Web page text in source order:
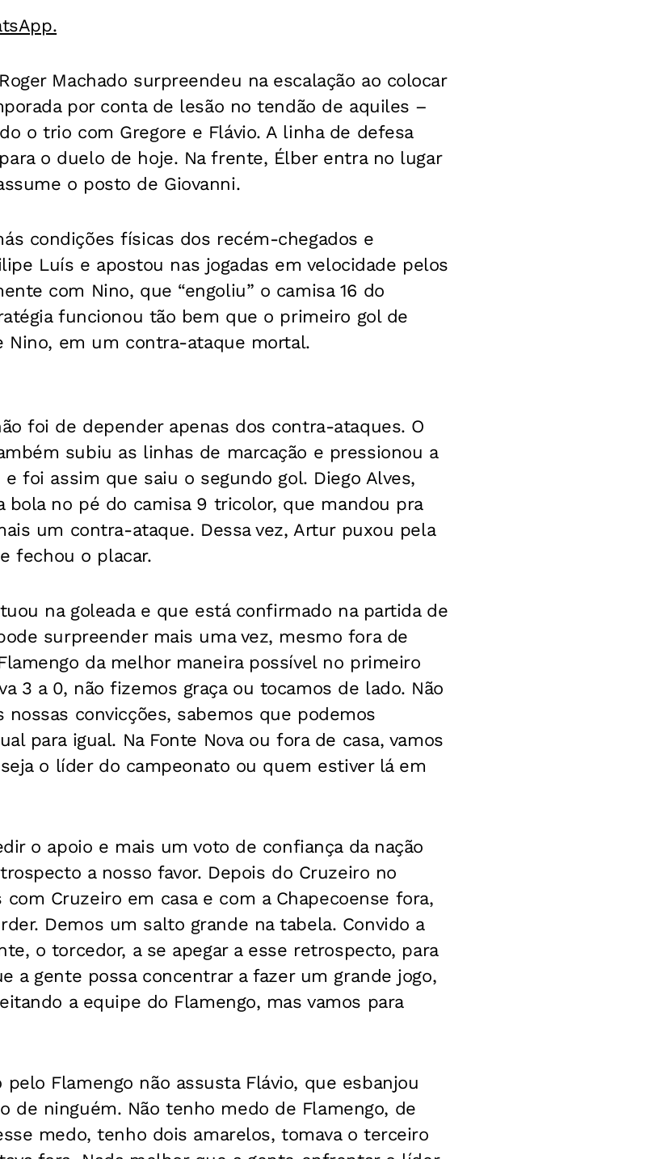
Machado surpreendeu na escalação ao colocar
por conta de lesão no tendão de aquiles –
o trio com Gregore e Flávio. A linha de defesa
o duelo de hoje. Na frente, Élber entra no lugar
o posto de Giovanni.
condições físicas dos recém-chegados e
Luís e apostou nas jogadas em velocidade pelos
com Nino, que “engoliu” o camisa 16 do
funcionou tão bem que o primeiro gol de
Nino, em um contra-ataque mortal.
foi de depender apenas dos contra-ataques. O
subiu as linhas de marcação e pressionou a
foi assim que saiu o segundo gol. Diego Alves,
bola no pé do camisa 9 tricolor, que mandou pra
um contra-ataque. Dessa vez, Artur puxou pela
fechou o placar.
na goleada e que está confirmado na partida de
surpreender mais uma vez, mesmo fora de
da melhor maneira possível no primeiro
3 a 0, não fizemos graça ou tocamos de lado. Não
nossas convicções, sabemos que podemos
para igual. Na Fonte Nova ou fora de casa, vamos
o líder do campeonato ou quem estiver lá em
o apoio e mais um voto de confiança da nação
a nosso favor. Depois do Cruzeiro no
Cruzeiro em casa e com a Chapecoense fora,
Demos um salto grande na tabela. Convido a
o torcedor, a se apegar a esse retrospecto, para
a gente possa concentrar a fazer um grande jogo,
a equipe do Flamengo, mas vamos para
Flamengo não assusta Flávio, que esbanjou
de ninguém. Não tenho medo de Flamengo, de
medo, tenho dois amarelos, tomava o terceiro